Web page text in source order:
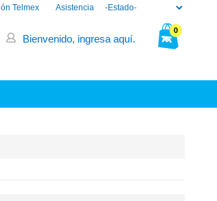
Asistencia
Telmex
0
Bienvenido, ingresa aquí.